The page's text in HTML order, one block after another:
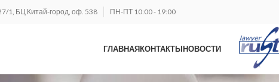
1, БЦ Китай-город, оф. 538 ПН-ПТ 10:00 - 19:00
ГЛАВНАЯКОНТАКТЫНОВОСТИ